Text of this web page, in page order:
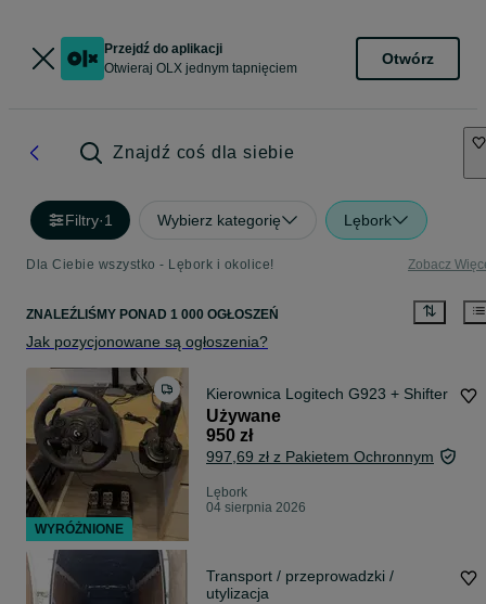
Przejdź do aplikacji
Otwieraj OLX jednym tapnięciem
Otwórz
Znajdź coś dla siebie
Filtry·1 Wybierz kategorię Lębork
Dla Ciebie wszystko - Lębork i okolice! Zobacz
ZNALEŹLIŚMY PONAD 1 000 OGŁOSZEŃ
Jak pozycjonowane są ogłoszenia?
Kierownica Logitech G923 + Shifter
Używane
950 zł
997,69 zł z Pakietem Ochronnym
Lębork
04 sierpnia 2026
Transport / przeprowadzki /
utylizacja
WYRÓŻNIONE